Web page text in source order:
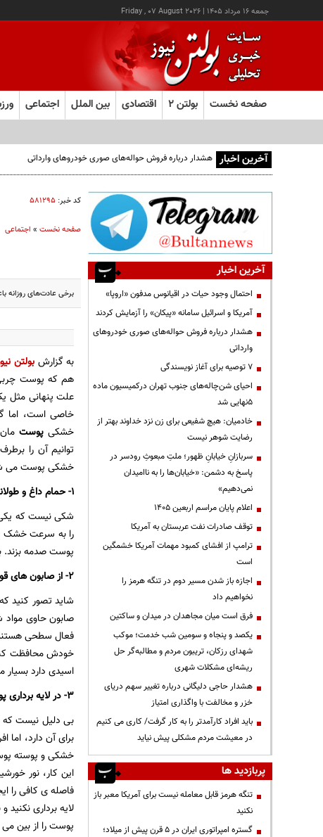
جمعه ۱۶ مرداد ۱۴۰۵ |
Friday , 07 August 2026
صفحه نخست بولتن ۲ اقتصادی بین الملل اجتماعی
آخرین اخبار هشدار درباره فروش حواله‌های صوری خودروهای وارداتی
کد خبر: ۵۸۱۲۹۵
صفحه نخست» اجتماعی
برخی عادت‌های
به گزارش بولتن
هم که پوست
علت پنهانی مثل
خاصی است، اما
خشکی پوستمان
توانیم آن را
خشکی پوست می
۱- حمام داغ و طولانی می کنید
شکی نیست که یکی
را به سرعت خشک
پوست صدمه بزند. به جای آن، مدت
۲- از صابون های قوی استفاده می کنید
شاید تصور کنید
صابون حاوی مواد
اسیدی دارد
۳- در لایه برداری پوست تان افراط می کنید
بی دلیل نیست که
برای آن دارد،
خشکی و پوسته
این کار، نور
فاصله ی کافی را
لایه برداری
پوست را از بین
آخرین اخبار
احتمال وجود حیات در اقیانوس مدفون «اروپا»
آمریکا و اسرائیل سامانه «پیکان» را آزمایش کردند
هشدار درباره فروش حواله‌های صوری خودروهای
وارداتی
۷ توصیه برای آغاز نویسندگی
احیای شن‌چاله‌های جنوب تهران درکمیسیون ماده
۵نهایی شد
خادمیان: هیچ شفیعی برای زن نزد خداوند بهتر از
رضایت شوهر نیست
سربازانِ خیابانِ ظهور؛ ملتِ مبعوثِ رودسر در
پاسخ به دشمن: «خیابان‌ها را به ناامیدان
نمی‌دهیم»
اعلام پایان مراسم اربعین ۱۴۰۵
توقف صادرات نفت عربستان به آمریکا
ترامپ از افشای کمبود مهمات آمریکا خشمگین
است
اجازه باز شدن مسیر دوم در تنگه هرمز را
نخواهیم داد
فرق است میان مجاهدان در میدان و ساکتین
یکصد و پنجاه و سومین شب خدمت؛ موکب
شهدای رزکان، تریبون مردم و مطالبه‌گر حل
ریشه‌ای مشکلات شهری
هشدار حاجی دلیگانی درباره تغییر سهم دریای
خزر و مخالفت با واگذاری امتیاز
باید افراد کارآمدتر را به کار گرفت/ کاری می کنیم
در معیشت مردم مشکلی پیش نیاید
پربازدید ها
تنگه هرمز قابل معامله نیست برای آمریکا معبر باز
نکنید
گستره امپراتوری ایران در ۵ قرن پیش از میلاد؛